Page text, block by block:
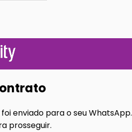
enviado para o seu WhatsApp.
prosseguir.